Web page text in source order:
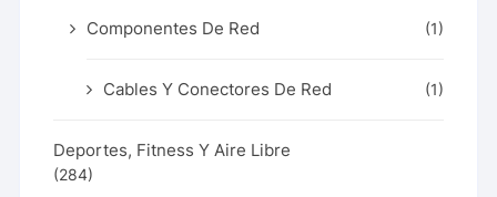
Componentes De Red (1)
Cables Y Conectores De Red (1)
Deportes, Fitness Y Aire Libre
(284)